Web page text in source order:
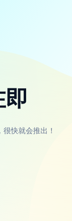
快就会推出！